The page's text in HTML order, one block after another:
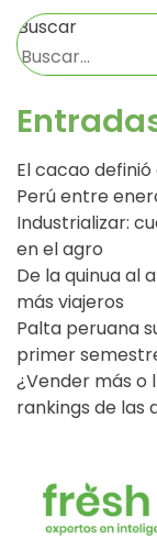
Buscar
El cacao
Perú entre
Industrializar:
en el agro
De la quinua al
más viajeros
Palta peruana
primer
¿Vender más o
rankings de las